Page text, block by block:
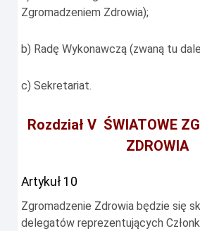
Zgromadzeniem Zdrowia);
b) Radę Wykonawczą (zwaną tu
c) Sekretariat.
Rozdział V ŚWIATOWE
ZDROWIA
Artykuł 10
Zgromadzenie Zdrowia będzie się
delegatów reprezentujących